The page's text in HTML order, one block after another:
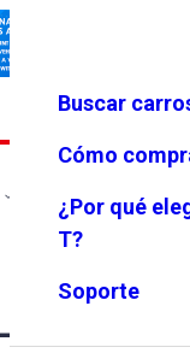
Favoritos Menú
Buscar
Cómo
¿Por qué
T?
Soporte
MAZDA CX-60